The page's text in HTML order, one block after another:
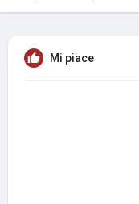
Mi piace